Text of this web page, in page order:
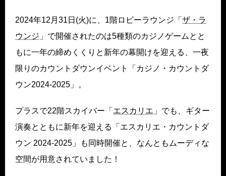
2024年12月31日(火)に、1階ロビーラウンジ「 ザ・ラ
ウンジ 」で開催されたのは5種類のカジノゲームとと
もに一年の締めくくりと新年の幕開けを迎える、一夜
限りのカウントダウンイベント「カジノ・カウントダ
ウン2024-2025」。
プラスで22階スカイバー「 エスカ リエ 」でも、ギター
演奏とともに新年を迎える「エスカリエ・カウントダ
ウン 2024-2025」も同時開催と、なんともムーディな
空間が用意されていました！